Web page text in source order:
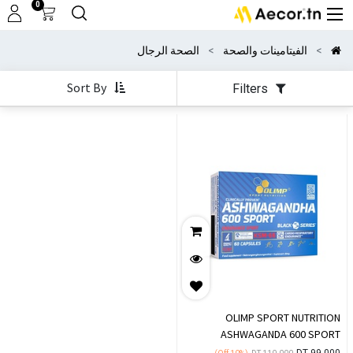
0
الفيتامينات والصحة الصحة الرجال
Filters
Sort By
OLIMP SPORT NUTRITION
ASHWAGANDA 600 SPORT